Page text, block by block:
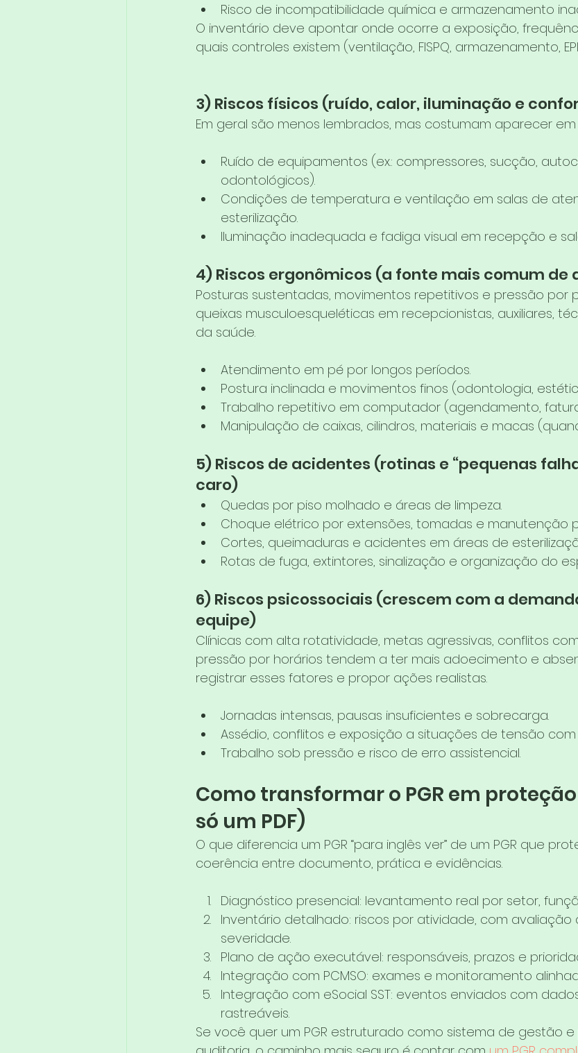
Risco de incompatibilidade química e armazenamento
O inventário deve apontar onde ocorre a exposição,
quais controles existem (ventilação, FISPQ, armazenamento,
3) Riscos físicos (ruído, calor, iluminação e
Em geral são menos lembrados, mas costumam aparecer
Ruído de equipamentos (ex.: compressores, sucção,
odontológicos).
Condições de temperatura e ventilação em salas de
esterilização.
Iluminação inadequada e fadiga visual em recepção e
4) Riscos ergonômicos (a fonte mais comum
Posturas sustentadas, movimentos repetitivos e pressão por
queixas musculoesqueléticas em recepcionistas, auxiliares,
da saúde.
Atendimento em pé por longos períodos.
Postura inclinada e movimentos finos (odontologia,
Trabalho repetitivo em computador (agendamento,
Manipulação de caixas, cilindros, materiais e macas
5) Riscos de acidentes (rotinas e “pequenas
caro)
Quedas por piso molhado e áreas de limpeza.
Choque elétrico por extensões, tomadas e manutenção
Cortes, queimaduras e acidentes em áreas de
Rotas de fuga, extintores, sinalização e organização do
6) Riscos psicossociais (crescem com a
equipe)
Clínicas com alta rotatividade, metas agressivas, conflitos
pressão por horários tendem a ter mais adoecimento e
registrar esses fatores e propor ações realistas.
Jornadas intensas, pausas insuficientes e sobrecarga.
Assédio, conflitos e exposição a situações de tensão
Trabalho sob pressão e risco de erro assistencial.
Como transformar o PGR em
só um PDF)
O que diferencia um PGR “para inglês ver” de um PGR que
coerência entre documento, prática e evidências.
Diagnóstico presencial: levantamento real por setor,
Inventário detalhado: riscos por atividade, com
severidade.
Plano de ação executável: responsáveis, prazos e
Integração com PCMSO: exames e monitoramento
Integração com eSocial SST: eventos enviados com
rastreáveis.
Se você quer um PGR estruturado como sistema de gestão